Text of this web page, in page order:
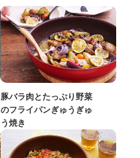
豚バラ肉とたっぷり野菜
のフライパンぎゅうぎゅ
う焼き